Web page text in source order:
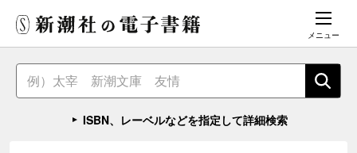
メニュー
ISBN、レーベルなどを指定して詳細検索